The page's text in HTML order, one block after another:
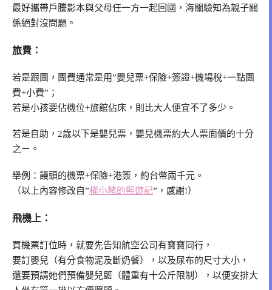
最好攜帶戶謄影本與父母任一方一起回國，海關驗知為親子關
係絕對沒問題。
旅費：
若是跟團，團費通常是用”嬰兒票+保險+簽證+機場稅+一點團
費+小費”；
若是小孩要佔機位+旅館佔床，則比大人便宜不了多少。
若是自助，2歲以下是嬰兒票，嬰兒機票約大人票面價的十分
之ㄧ。
舉例：饅頭的機票+保險+港簽，約台幣兩千元。
（以上內容修改自”權小豬的熙遊記”，感謝!）
飛機上：
買機票訂位時，就要先告知航空公司有寶寶同行，
要訂嬰兒（有分食物泥及斷奶餐），以及尿布的尺寸大小，
還要預請她們預備嬰兒籃（體重有十公斤限制），以便安排大